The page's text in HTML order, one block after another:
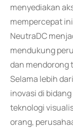
menyediakan
mempercepat
NeutraDC
mendukung
dan mendorong
Selama lebih
inovasi di
teknologi
orang,